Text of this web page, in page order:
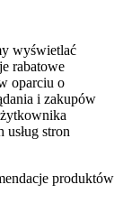
wyświetlać
rabatowe
oparciu o
i zakupów
stron
produktów